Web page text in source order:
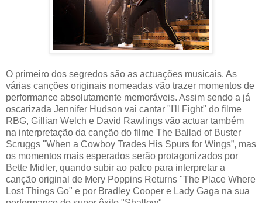
O primeiro dos segredos são as actuações musicais. As
várias canções originais nomeadas vão trazer momentos de
performance absolutamente memoráveis. Assim sendo a já
oscarizada Jennifer Hudson vai cantar "I'll Fight" do filme
RBG, Gillian Welch e David Rawlings vão actuar também
na interpretação da canção do filme The Ballad of Buster
Scruggs "When a Cowboy Trades His Spurs for Wings”, mas
os momentos mais esperados serão protagonizados por
Bette Midler, quando subir ao palco para interpretar a
canção original de Mery Poppins Returns "The Place Where
Lost Things Go" e por Bradley Cooper e Lady Gaga na sua